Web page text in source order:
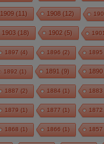
1909 (11) 1908 (12)
1903 (18) 1902 (5) 1901
1897 (4) 1896 (2) 1895
1892 (1) 1891 (9) 1890
1887 (2) 1884 (1) 1883
1879 (1) 1877 (1) 1872
1868 (1) 1866 (1) 1857